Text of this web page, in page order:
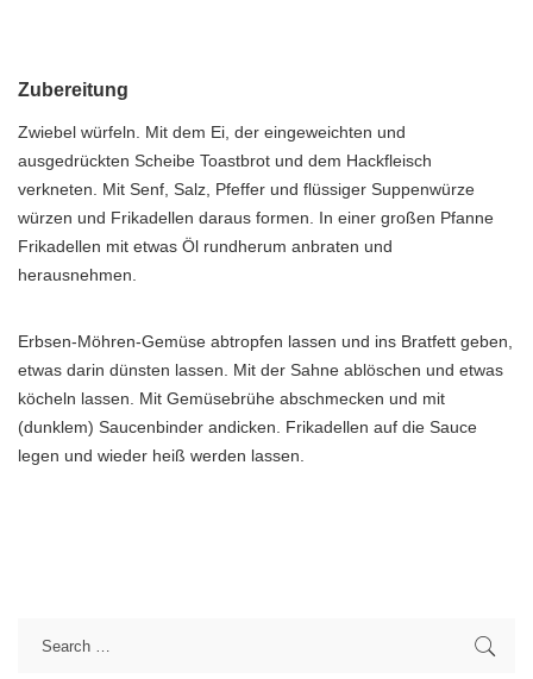
Zubereitung
Zwiebel würfeln. Mit dem Ei, der eingeweichten und
ausgedrückten Scheibe Toastbrot und dem Hackfleisch
verkneten. Mit Senf, Salz, Pfeffer und flüssiger Suppenwürze
würzen und Frikadellen daraus formen. In einer großen Pfanne
Frikadellen mit etwas Öl rundherum anbraten und
herausnehmen.
Erbsen-Möhren-Gemüse abtropfen lassen und ins Bratfett geben,
etwas darin dünsten lassen. Mit der Sahne ablöschen und etwas
köcheln lassen. Mit Gemüsebrühe abschmecken und mit
(dunklem) Saucenbinder andicken. Frikadellen auf die Sauce
legen und wieder heiß werden lassen.